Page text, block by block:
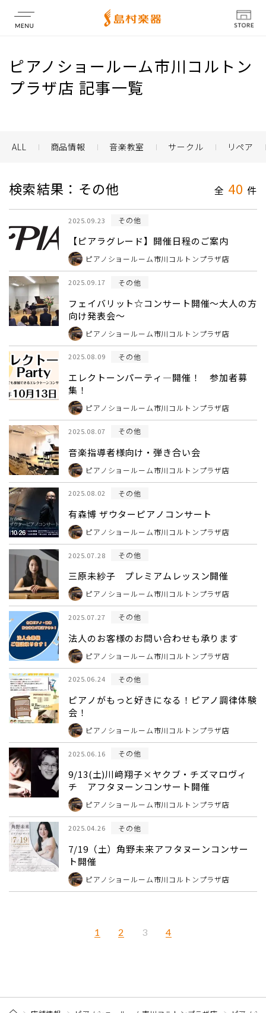
店舗情報
ピアノショールーム市川コルトン
プラザ店 記事一覧
ALL 商品情報 音楽教室 サークル リペア
検索結果：その他 全 40 件
2025.09.23 その他
【ピアラグレード】開催日程のご案内
ピアノショールーム市川コルトンプラザ店
2025.09.17 その他
フェイバリット☆コンサート開催～大人の方
向け発表会～
ピアノショールーム市川コルトンプラザ店
2025.08.09 その他
エレクトーンパーティ―開催！ 参加者募
集！
ピアノショールーム市川コルトンプラザ店
2025.08.07 その他
音楽指導者様向け・弾き合い会
ピアノショールーム市川コルトンプラザ店
2025.08.02 その他
有森博 ザウターピアノコンサート
ピアノショールーム市川コルトンプラザ店
2025.07.28 その他
三原未紗子 プレミアムレッスン開催
ピアノショールーム市川コルトンプラザ店
2025.07.27 その他
法人のお客様のお問い合わせも承ります
ピアノショールーム市川コルトンプラザ店
2025.06.24 その他
ピアノがもっと好きになる！ピアノ調律体験
会！
ピアノショールーム市川コルトンプラザ店
2025.06.16 その他
9/13(土)川﨑翔子×ヤクブ・チズマロヴィ
チ アフタヌーンコンサート開催
ピアノショールーム市川コルトンプラザ店
2025.04.26 その他
7/19（土）角野未来アフタヌーンコンサー
ト開催
ピアノショールーム市川コルトンプラザ店
1 2 3 4